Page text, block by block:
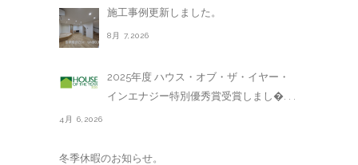
施工事例更新しました。
8月 7,2026
2025年度 ハウス・オブ・ザ・イヤー・
インエナジー特別優秀賞受賞しまし�. . .
4月 6,2026
冬季休暇のお知らせ。